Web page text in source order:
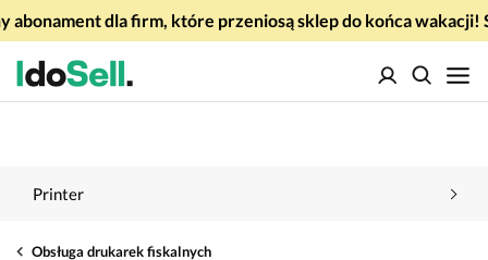
abonament dla firm, które przeniosą sklep do końca wakacji!
Printer
Obsługa drukarek fiskalnych